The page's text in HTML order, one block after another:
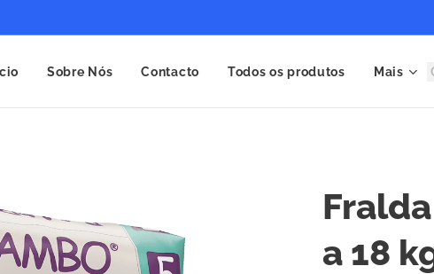
Sobre Nós Contacto Todos os produtos Mais
a 18